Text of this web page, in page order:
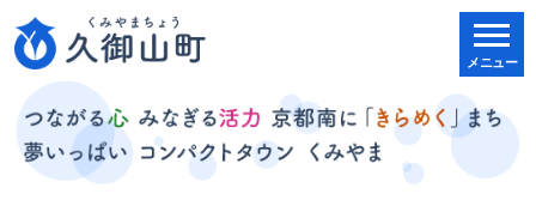
メニュー